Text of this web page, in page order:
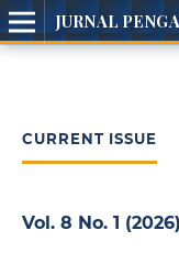
CURRENT ISSUE
Vol. 8 No. 1